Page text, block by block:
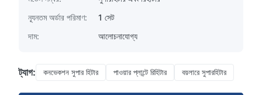
ন্যূনতম অর্ডার পরিমাণ:
1 সেট
দাম:
আলোচনাযোগ্য
ট্যাগ: কনভেকশন সুপার হিটার পাওয়ার প্লান্টে রিহিটার বয়লারে সুপারহিটার